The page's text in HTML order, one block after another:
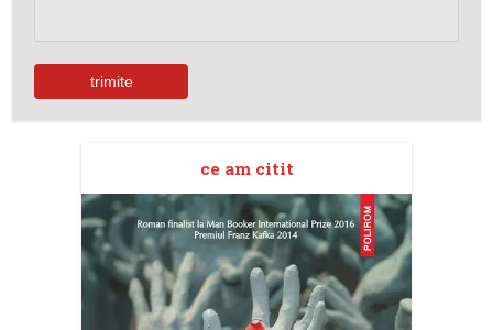
ce am citit